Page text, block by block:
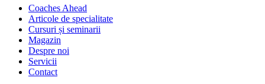
Coaches Ahead
Articole de specialitate
Cursuri și seminarii
Magazin
Despre noi
Servicii
Contact